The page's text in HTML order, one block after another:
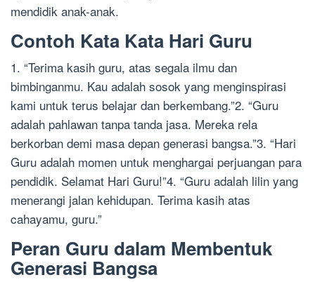
mendidik anak-anak.
Contoh Kata Kata Hari Guru
1. “Terima kasih guru, atas segala ilmu dan
bimbinganmu. Kau adalah sosok yang menginspirasi
kami untuk terus belajar dan berkembang.”2. “Guru
adalah pahlawan tanpa tanda jasa. Mereka rela
berkorban demi masa depan generasi bangsa.”3. “Hari
Guru adalah momen untuk menghargai perjuangan para
pendidik. Selamat Hari Guru!”4. “Guru adalah lilin yang
menerangi jalan kehidupan. Terima kasih atas
cahayamu, guru.”
Peran Guru dalam Membentuk
Generasi Bangsa